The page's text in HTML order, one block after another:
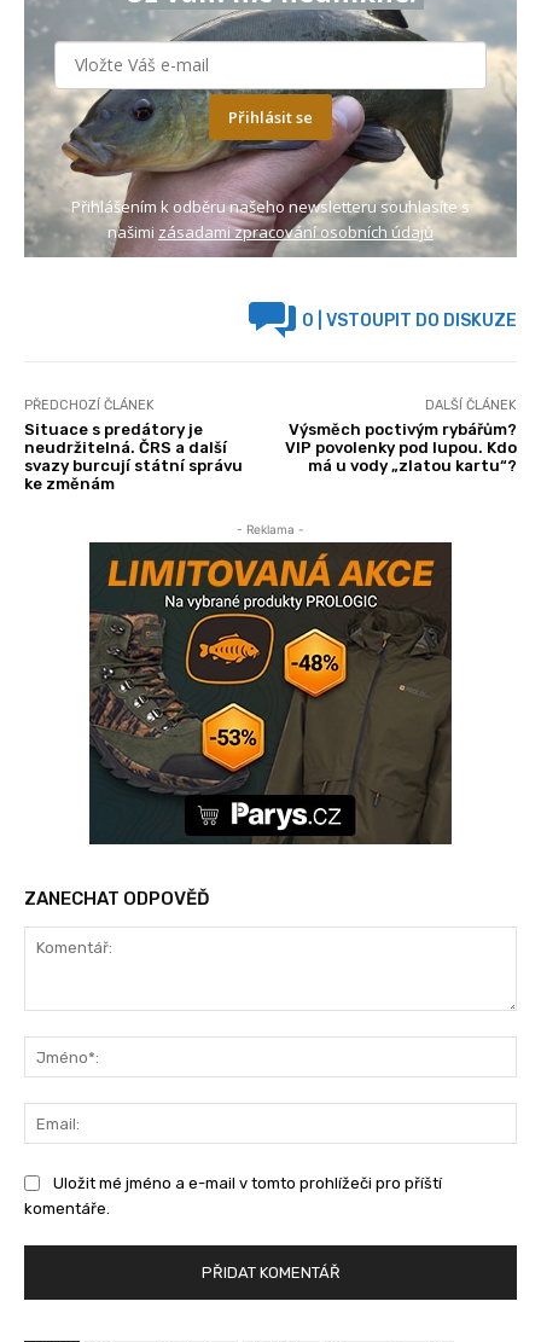
Přihlásit se
Přihlášením k odběru našeho newsletteru souhlasíte s
našimi zásadami zpracování osobních údajů
0 | VSTOUPIT DO DISKUZE
PŘEDCHOZÍ ČLÁNEK
Situace s predátory je
neudržitelná. ČRS a další
svazy burcují státní správu
ke změnám
DALŠÍ ČLÁNEK
Výsměch poctivým rybářům?
VIP povolenky pod lupou. Kdo
má u vody „zlatou kartu“?
- Reklama -
ZANECHAT ODPOVĚĎ
Uložit mé jméno a e-mail v tomto prohlížeči pro příští
komentáře.